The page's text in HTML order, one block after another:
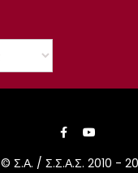
© Σ.Α. / Σ.Σ.Α.Σ. 2010 -